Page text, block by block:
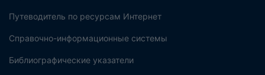
Путеводитель по ресурсам Интернет
Справочно-информационные системы
Библиографические указатели